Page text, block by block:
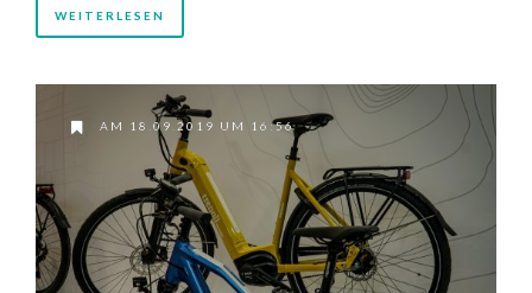
WEITERLESEN
AM 18.09.2019 UM 16:56